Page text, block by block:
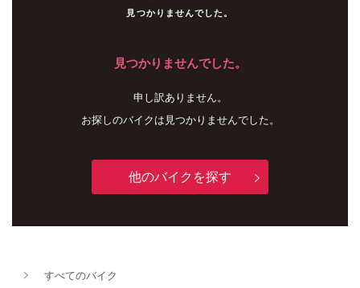
見つかりませんでした。
見つかりませんでした。
申し訳ありません。
お探しのバイクは見つかりませんでした。
他のバイクを探す
すべてのバイク